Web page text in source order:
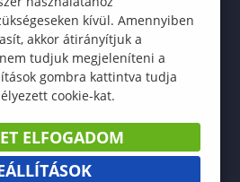
kívül. Amennyiben
akkor átirányítjuk a
tudjuk megjeleníteni a
gombra kattintva tudja
cookie-kat.
ELFOGADOM